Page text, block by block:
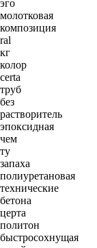
эго
молотковая
композиция
ral
кг
колор
certa
труб
без
растворитель
эпоксидная
чем
ту
запаха
полиуретановая
технические
бетона
церта
политон
быстросохнущая